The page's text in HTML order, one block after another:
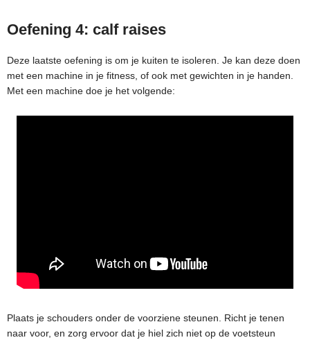
Oefening 4: calf raises
Deze laatste oefening is om je kuiten te isoleren. Je kan deze doen
met een machine in je fitness, of ook met gewichten in je handen.
Met een machine doe je het volgende:
Plaats je schouders onder de voorziene steunen. Richt je tenen
naar voor, en zorg ervoor dat je hiel zich niet op de voetsteun